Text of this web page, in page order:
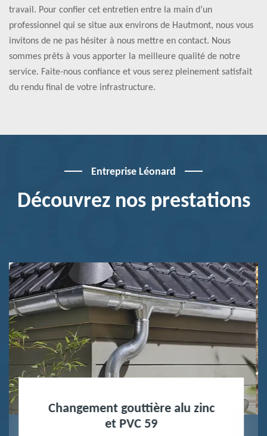
travail. Pour confier cet entretien entre la main d’un
professionnel qui se situe aux environs de Hautmont, nous vous
invitons de ne pas hésiter à nous mettre en contact. Nous
sommes prêts à vous apporter la meilleure qualité de notre
service. Faite-nous confiance et vous serez pleinement satisfait
du rendu final de votre infrastructure.
Entreprise Léonard
Découvrez nos prestations
Nettoyage terrasse et pavé 59